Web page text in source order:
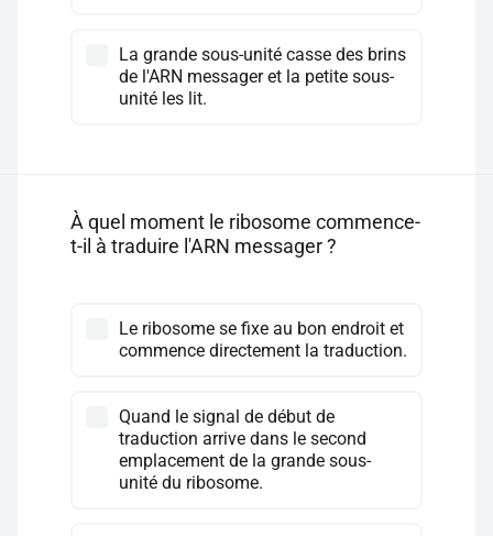
La grande sous-unité casse des brins
de l'ARN messager et la petite sous-
unité les lit.
À quel moment le ribosome commence-
t-il à traduire l'ARN messager ?
Le ribosome se fixe au bon endroit et
commence directement la traduction.
Quand le signal de début de
traduction arrive dans le second
emplacement de la grande sous-
unité du ribosome.